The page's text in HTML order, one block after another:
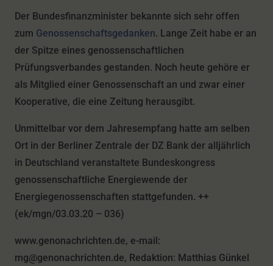
Der Bundesfinanzminister bekannte sich sehr offen
zum Genossenschaftsgedanken. Lange Zeit habe er an
der Spitze eines genossenschaftlichen
Prüfungsverbandes gestanden. Noch heute gehöre er
als Mitglied einer Genossenschaft an und zwar einer
Kooperative, die eine Zeitung herausgibt.
Unmittelbar vor dem Jahresempfang hatte am selben
Ort in der Berliner Zentrale der DZ Bank der alljährlich
in Deutschland veranstaltete Bundeskongress
genossenschaftliche Energiewende der
Energiegenossenschaften stattgefunden. ++
(ek/mgn/03.03.20 – 036)
www.genonachrichten.de, e-mail:
mg@genonachrichten.de, Redaktion: Matthias Günkel